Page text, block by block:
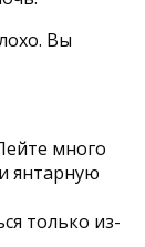
Вы
много
янтарную
только из-